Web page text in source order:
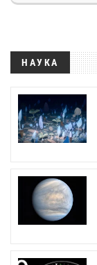
НАУКА